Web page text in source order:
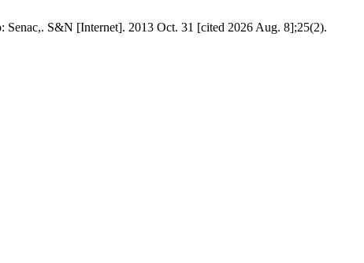
Senac,. S&N [Internet]. 2013 Oct. 31 [cited 2026 Aug. 8];25(2).